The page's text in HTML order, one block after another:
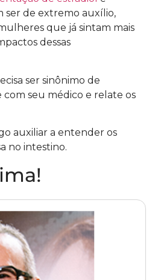
ser de extremo auxílio,
que já sintam mais
dessas
ser sinônimo de
com seu médico e relate os
auxiliar a entender os
no intestino.